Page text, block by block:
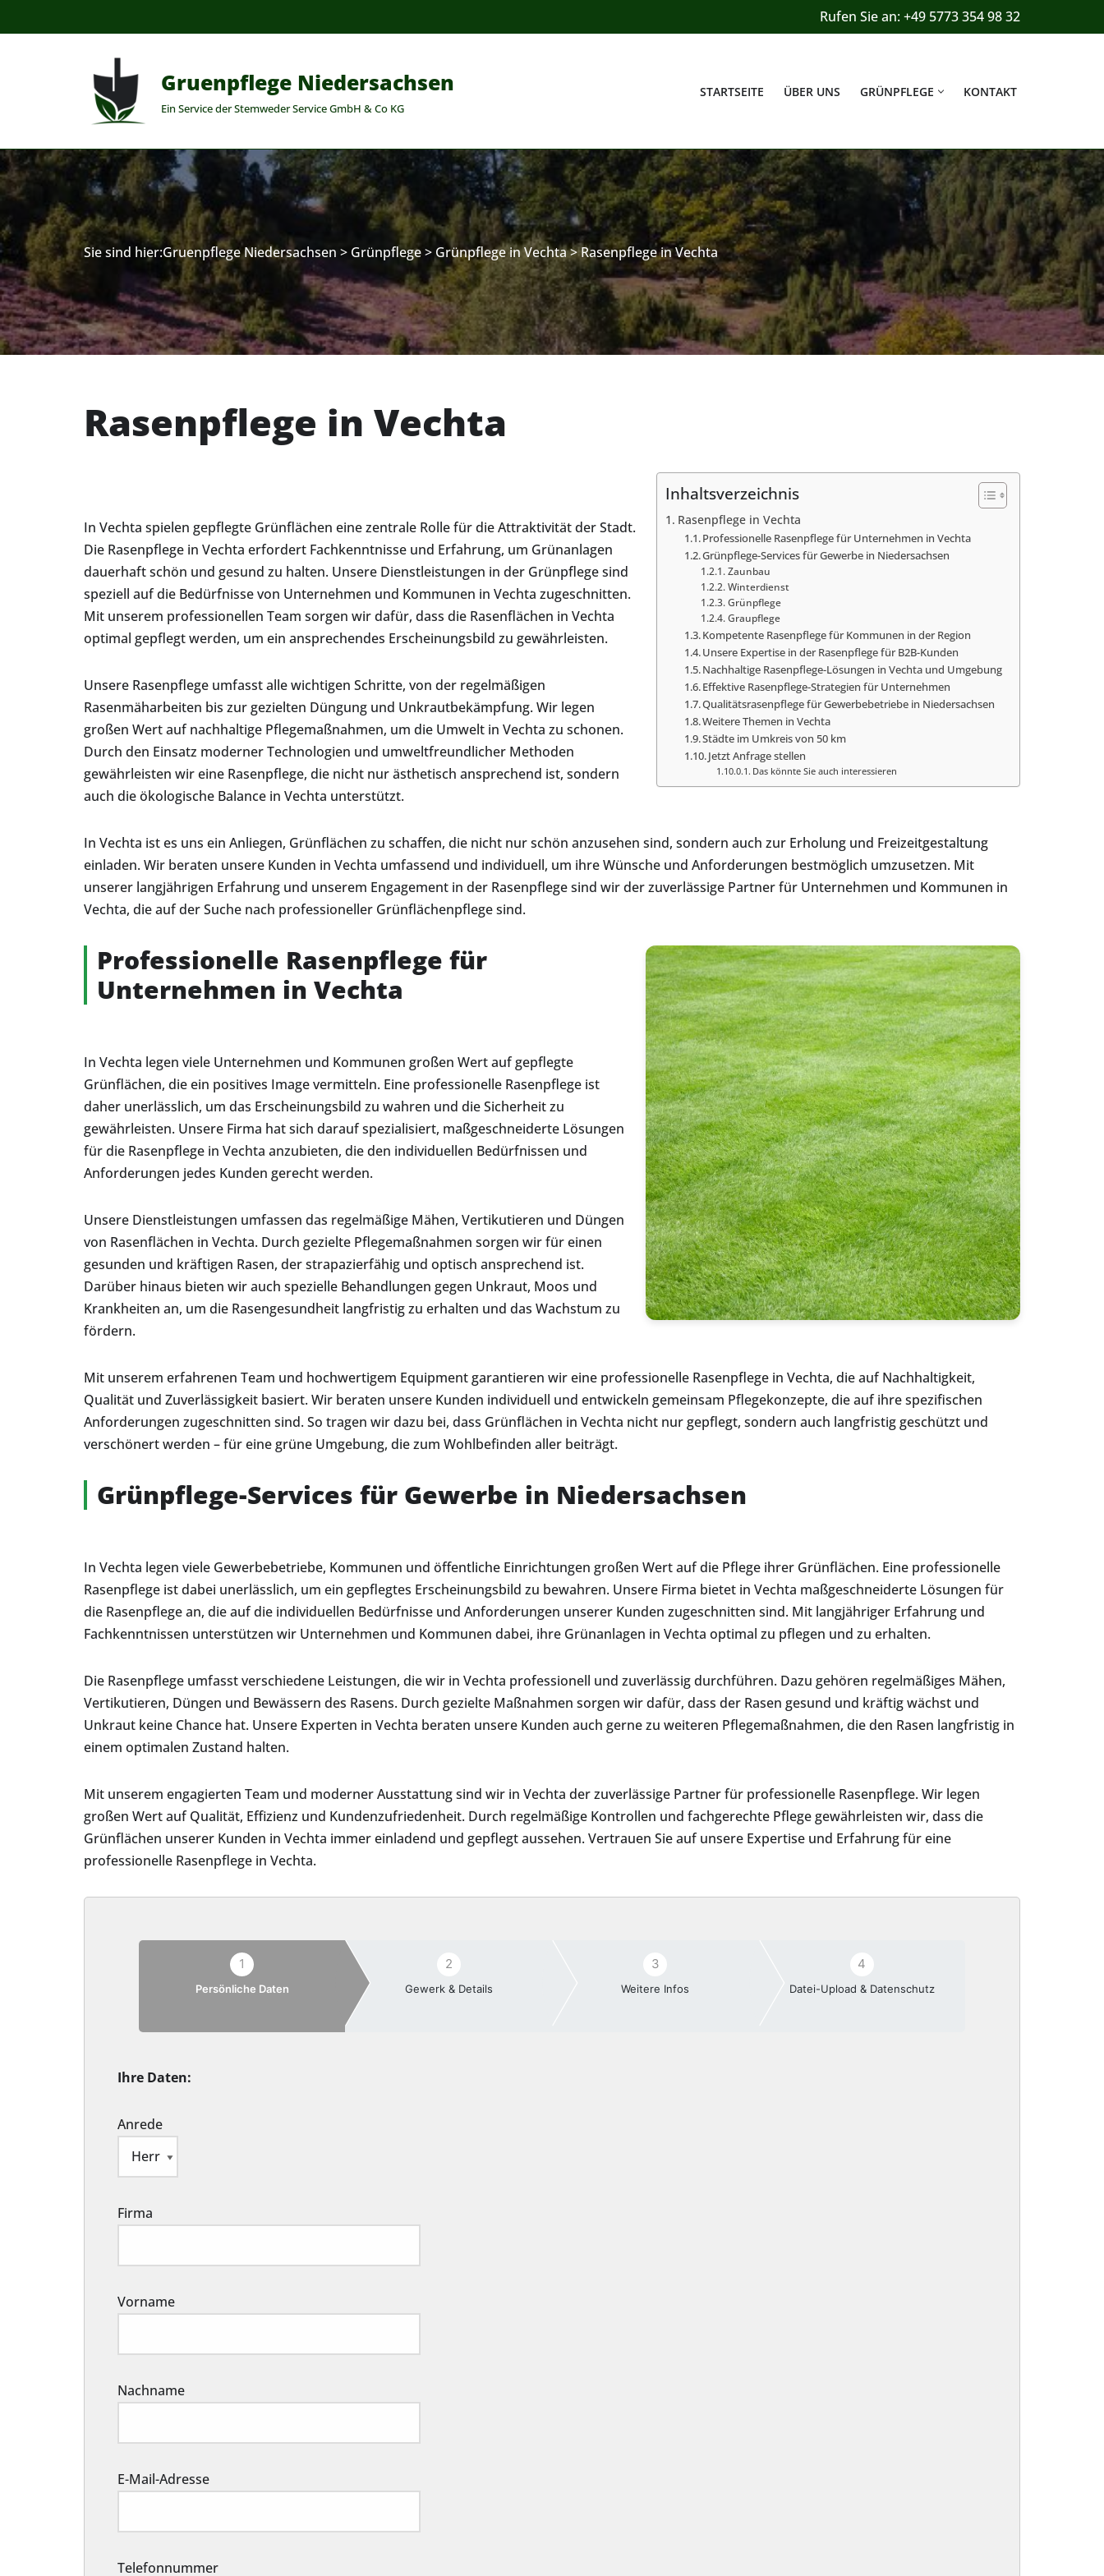
Rufen Sie an: +49 5773 354 98 32
Gruenpflege Niedersachsen
Ein Service der Stemweder Service GmbH & Co KG
STARTSEITE ÜBER UNS GRÜNPFLEGE KONTAKT
Sie sind hier:Gruenpflege Niedersachsen > Grünpflege> Grünpflege in Vechta>Rasenpflege in Vechta
Rasenpflege in Vechta
Inhaltsverzeichnis
Rasenpflege in Vechta
Professionelle Rasenpflege für Unternehmen in Vechta
Grünpflege-Services für Gewerbe in Niedersachsen
Zaunbau
Winterdienst
Grünpflege
Graupflege
Kompetente Rasenpflege für Kommunen in der Region
Unsere Expertise in der Rasenpflege für B2B-Kunden
Nachhaltige Rasenpflege-Lösungen in Vechta und Umgebung
Effektive Rasenpflege-Strategien für Unternehmen
Qualitätsrasenpflege für Gewerbebetriebe in Niedersachsen
Weitere Themen in Vechta
Städte im Umkreis von 50 km
Jetzt Anfrage stellen
Das könnte Sie auch interessieren
In Vechta spielen gepflegte Grünflächen eine zentrale Rolle für die Attraktivität der Stadt.
Die Rasenpflege in Vechta erfordert Fachkenntnisse und Erfahrung, um Grünanlagen
dauerhaft schön und gesund zu halten. Unsere Dienstleistungen in der Grünpflege sind
speziell auf die Bedürfnisse von Unternehmen und Kommunen in Vechta zugeschnitten.
Mit unserem professionellen Team sorgen wir dafür, dass die Rasenflächen in Vechta
optimal gepflegt werden, um ein ansprechendes Erscheinungsbild zu gewährleisten.
Unsere Rasenpflege umfasst alle wichtigen Schritte, von der regelmäßigen
Rasenmäharbeiten bis zur gezielten Düngung und Unkrautbekämpfung. Wir legen
großen Wert auf nachhaltige Pflegemaßnahmen, um die Umwelt in Vechta zu schonen.
Durch den Einsatz moderner Technologien und umweltfreundlicher Methoden
gewährleisten wir eine Rasenpflege, die nicht nur ästhetisch ansprechend ist, sondern
auch die ökologische Balance in Vechta unterstützt.
In Vechta ist es uns ein Anliegen, Grünflächen zu schaffen, die nicht nur schön anzusehen sind, sondern auch zur Erholung und Freizeitgestaltung
einladen. Wir beraten unsere Kunden in Vechta umfassend und individuell, um ihre Wünsche und Anforderungen bestmöglich umzusetzen. Mit
unserer langjährigen Erfahrung und unserem Engagement in der Rasenpflege sind wir der zuverlässige Partner für Unternehmen und Kommunen in
Vechta, die auf der Suche nach professioneller Grünflächenpflege sind.
Professionelle Rasenpflege für
Unternehmen in Vechta
In Vechta legen viele Unternehmen und Kommunen großen Wert auf gepflegte
Grünflächen, die ein positives Image vermitteln. Eine professionelle Rasenpflege ist
daher unerlässlich, um das Erscheinungsbild zu wahren und die Sicherheit zu
gewährleisten. Unsere Firma hat sich darauf spezialisiert, maßgeschneiderte Lösungen
für die Rasenpflege in Vechta anzubieten, die den individuellen Bedürfnissen und
Anforderungen jedes Kunden gerecht werden.
Unsere Dienstleistungen umfassen das regelmäßige Mähen, Vertikutieren und Düngen
von Rasenflächen in Vechta. Durch gezielte Pflegemaßnahmen sorgen wir für einen
gesunden und kräftigen Rasen, der strapazierfähig und optisch ansprechend ist.
Darüber hinaus bieten wir auch spezielle Behandlungen gegen Unkraut, Moos und
Krankheiten an, um die Rasengesundheit langfristig zu erhalten und das Wachstum zu
fördern.
Mit unserem erfahrenen Team und hochwertigem Equipment garantieren wir eine professionelle Rasenpflege in Vechta, die auf Nachhaltigkeit,
Qualität und Zuverlässigkeit basiert. Wir beraten unsere Kunden individuell und entwickeln gemeinsam Pflegekonzepte, die auf ihre spezifischen
Anforderungen zugeschnitten sind. So tragen wir dazu bei, dass Grünflächen in Vechta nicht nur gepflegt, sondern auch langfristig geschützt und
verschönert werden – für eine grüne Umgebung, die zum Wohlbefinden aller beiträgt.
Grünpflege-Services für Gewerbe in Niedersachsen
In Vechta legen viele Gewerbebetriebe, Kommunen und öffentliche Einrichtungen großen Wert auf die Pflege ihrer Grünflächen. Eine professionelle
Rasenpflege ist dabei unerlässlich, um ein gepflegtes Erscheinungsbild zu bewahren. Unsere Firma bietet in Vechta maßgeschneiderte Lösungen für
die Rasenpflege an, die auf die individuellen Bedürfnisse und Anforderungen unserer Kunden zugeschnitten sind. Mit langjähriger Erfahrung und
Fachkenntnissen unterstützen wir Unternehmen und Kommunen dabei, ihre Grünanlagen in Vechta optimal zu pflegen und zu erhalten.
Die Rasenpflege umfasst verschiedene Leistungen, die wir in Vechta professionell und zuverlässig durchführen. Dazu gehören regelmäßiges Mähen,
Vertikutieren, Düngen und Bewässern des Rasens. Durch gezielte Maßnahmen sorgen wir dafür, dass der Rasen gesund und kräftig wächst und
Unkraut keine Chance hat. Unsere Experten in Vechta beraten unsere Kunden auch gerne zu weiteren Pflegemaßnahmen, die den Rasen langfristig in
einem optimalen Zustand halten.
Mit unserem engagierten Team und moderner Ausstattung sind wir in Vechta der zuverlässige Partner für professionelle Rasenpflege. Wir legen
großen Wert auf Qualität, Effizienz und Kundenzufriedenheit. Durch regelmäßige Kontrollen und fachgerechte Pflege gewährleisten wir, dass die
Grünflächen unserer Kunden in Vechta immer einladend und gepflegt aussehen. Vertrauen Sie auf unsere Expertise und Erfahrung für eine
professionelle Rasenpflege in Vechta.
1
Persönliche Daten
2
Gewerk & Details
3
Weitere Infos
4
Datei-Upload & Datenschutz
Ihre Daten:
Anrede
Firma
Vorname
Nachname
E-Mail-Adresse
Telefonnummer